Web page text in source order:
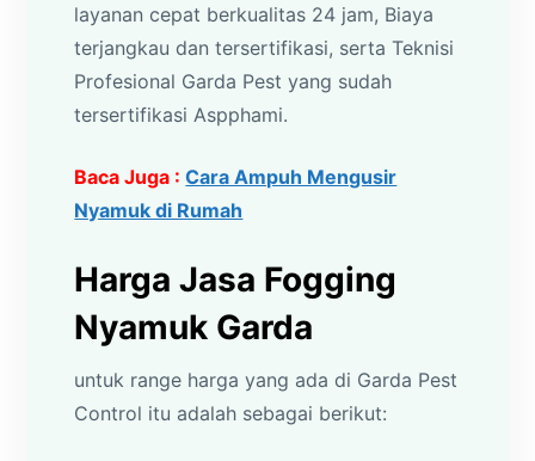
layanan cepat berkualitas 24 jam, Biaya
terjangkau dan tersertifikasi, serta Teknisi
Profesional Garda Pest yang sudah
tersertifikasi Aspphami.
Baca Juga :Cara Ampuh Mengusir
Nyamuk di Rumah
Harga Jasa Fogging
Nyamuk Garda
untuk range harga yang ada di Garda Pest
Control itu adalah sebagai berikut: